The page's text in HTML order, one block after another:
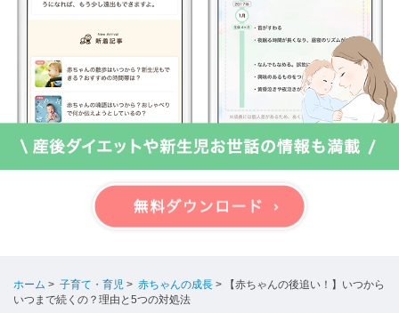
ホーム > 子育て・育児 > 赤ちゃんの成長 >
【赤ちゃんの後追い！】いつから
いつまで続くの？理由と5つの対処法